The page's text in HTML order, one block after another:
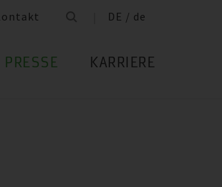
DE / de
PRESSE KARRIERE